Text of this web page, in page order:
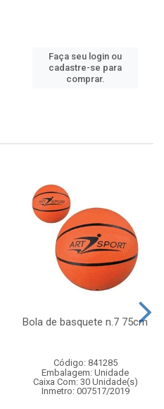
Faça seu login ou
cadastre-se para
comprar.
Bola de basquete n.7 75cm
Código: 841285
Embalagem: Unidade
Caixa Com: 30 Unidade(s)
Inmetro: 007517/2019